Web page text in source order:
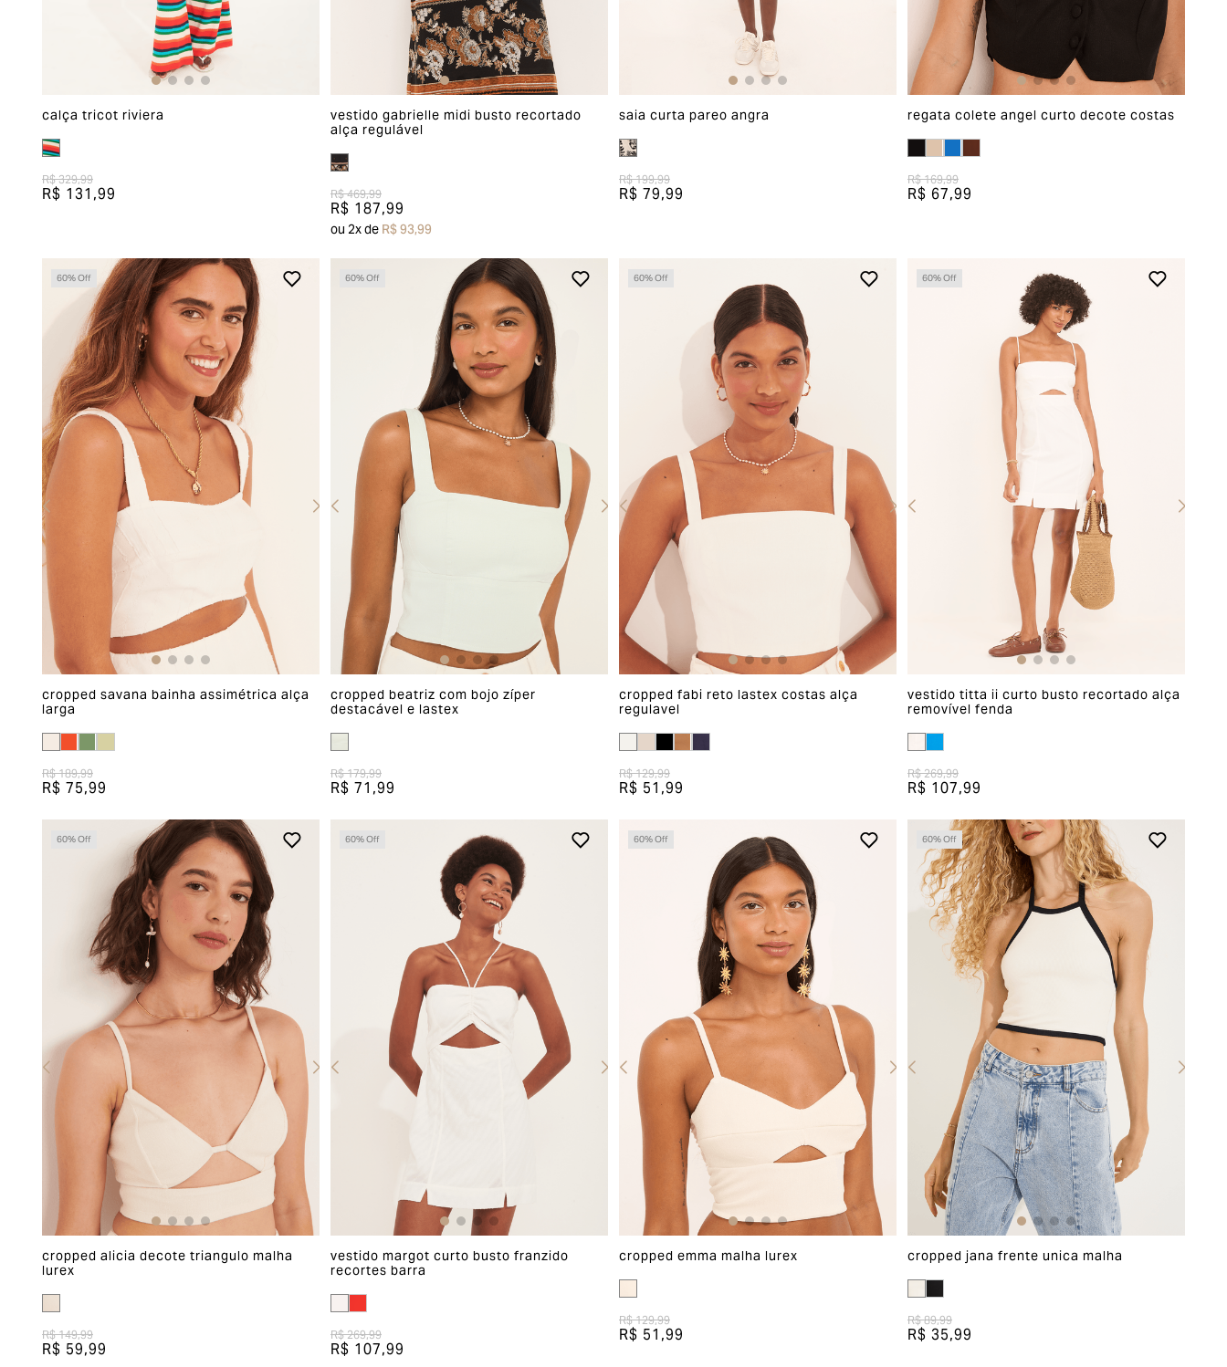
calça tricot riviera
R$ 329,99
R$ 131,99
vestido gabrielle midi busto recortado
alça regulável
R$ 469,99
R$ 187,99
ou2x deR$ 93,99
saia curta pareo angra
R$ 199,99
R$ 79,99
regata colete angel curto decote costas
R$ 169,99
R$ 67,99
cropped savana bainha assimétrica alça
larga
R$ 189,99
60% Off
R$ 75,99
cropped beatriz com bojo zíper
destacável e lastex
R$ 179,99
60% Off
R$ 71,99
cropped fabi reto lastex costas alça
regulavel
R$ 129,99
60% Off
R$ 51,99
vestido titta ii curto busto recortado alça
removível fenda
R$ 269,99
60% Off
R$ 107,99
cropped alicia decote triangulo malha
lurex
R$ 149,99
60% Off
R$ 59,99
vestido margot curto busto franzido
recortes barra
R$ 269,99
60% Off
R$ 107,99
cropped emma malha lurex
R$ 129,99
60% Off
R$ 51,99
cropped jana frente unica malha
R$ 89,99
60% Off
R$ 35,99